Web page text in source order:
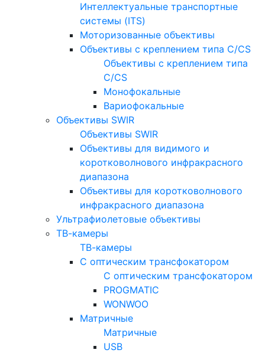
Интеллектуальные транспортные
системы (ITS)
Моторизованные объективы
Объективы с креплением типа C/CS
Объективы с креплением типа
C/CS
Монофокальные
Вариофокальные
Объективы SWIR
Объективы SWIR
Объективы для видимого и
коротковолнового инфракрасного
диапазона
Объективы для коротковолнового
инфракрасного диапазона
Ультрафиолетовые объективы
ТВ-камеры
ТВ-камеры
С оптическим трансфокатором
С оптическим трансфокатором
PROGMATIC
WONWOO
Матричные
Матричные
USB